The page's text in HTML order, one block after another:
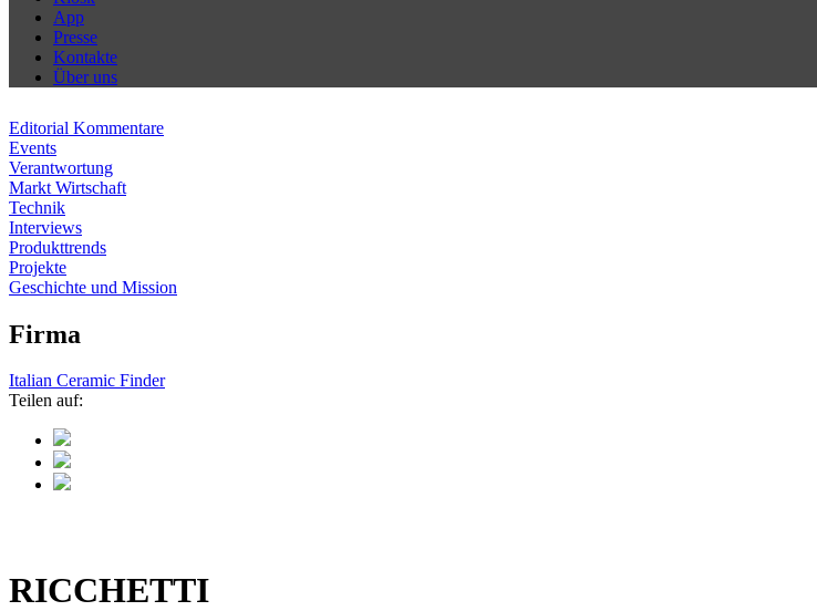
App
Presse
Kontakte
Über uns
Editorial Kommentare
Events
Verantwortung
Markt Wirtschaft
Technik
Interviews
Produkttrends
Projekte
Geschichte und Mission
Firma
Italian Ceramic Finder
Teilen auf:
RICCHETTI